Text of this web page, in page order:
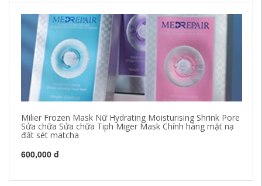
Milier Frozen Mask Nữ Hydrating Moisturising Shrink Pore
Sửa chữa Sửa chữa Tiph Miger Mask Chính hãng mặt nạ
đất sét matcha
600,000 đ